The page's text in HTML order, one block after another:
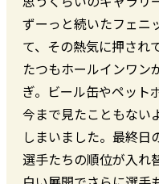
ずーっと続いたフェニ
て、その熱気に押され
たつもホールインワン
ぎ。ビール缶やペット
今まで見たこともない
しまいました。最終日
選手たちの順位が入れ